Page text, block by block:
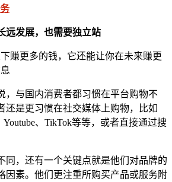
远发展，也需要独立站
赚更多的钱，它还能让你在未来赚更
，与国内消费者都习惯在平台购物不
还是更习惯在社交媒体上购物，比如
Youtube、TikTok等等，或者直接通过搜
同，还有一个关键点就是他们对品牌的
因素。他们更注重所购买产品或服务附